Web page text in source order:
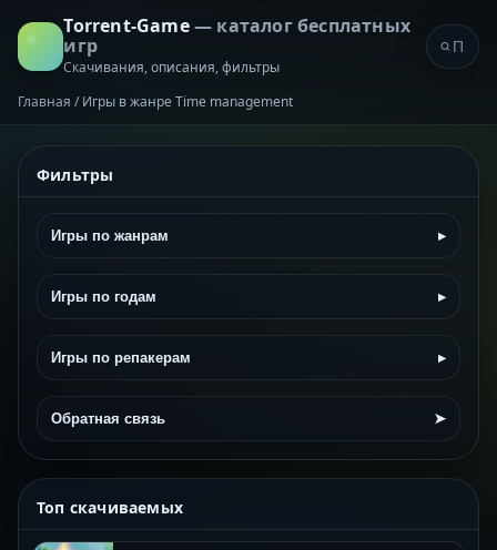
Torrent-Game— каталог бесплатных
игр
Скачивания, описания, фильтры
Главная / Игры в жанре Time management
Фильтры
Игры по жанрам ▸
Игры по годам ▸
Игры по репакерам ▸
Обратная связь ➤
Топ скачиваемых